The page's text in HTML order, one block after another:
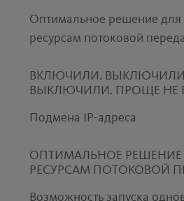
Оптимальное решение для
ресурсам потоковой
ВКЛЮЧИЛИ.
ВЫКЛЮЧИЛИ. ПРОЩЕ НЕ
Подмена IP-адреса
ОПТИМАЛЬНОЕ РЕШЕНИЕ
РЕСУРСАМ ПОТОКОВОЙ
Возможность запуска